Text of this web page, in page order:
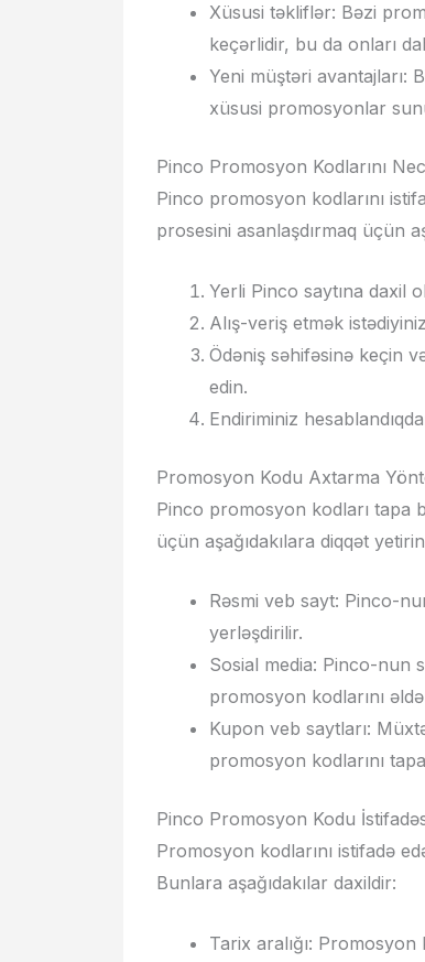
Xüsusi təkliflər: Bəzi
keçərlidir, bu da onları
Yeni müştəri avantajları:
xüsusi promosyonlar
Pinco Promosyon Kodlarını
Pinco promosyon kodlarını
prosesini asanlaşdırmaq üçün
Yerli Pinco saytına daxil
Alış-veriş etmək
Ödəniş səhifəsinə keçin
edin.
Endiriminiz
Promosyon Kodu Axtarma
Pinco promosyon kodları tapa
üçün aşağıdakılara diqqət
Rəsmi veb sayt: Pinco-
yerləşdirilir.
Sosial media: Pinco-nun
promosyon kodlarını
Kupon veb saytları:
promosyon kodlarını
Pinco Promosyon Kodu
Promosyon kodlarını istifadə
Bunlara aşağıdakılar daxildir:
Tarix aralığı: